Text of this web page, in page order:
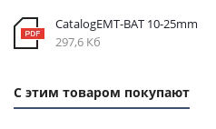
CatalogEMT-ВАТ 10-25mm
297,6 Кб
С этим товаром покупают